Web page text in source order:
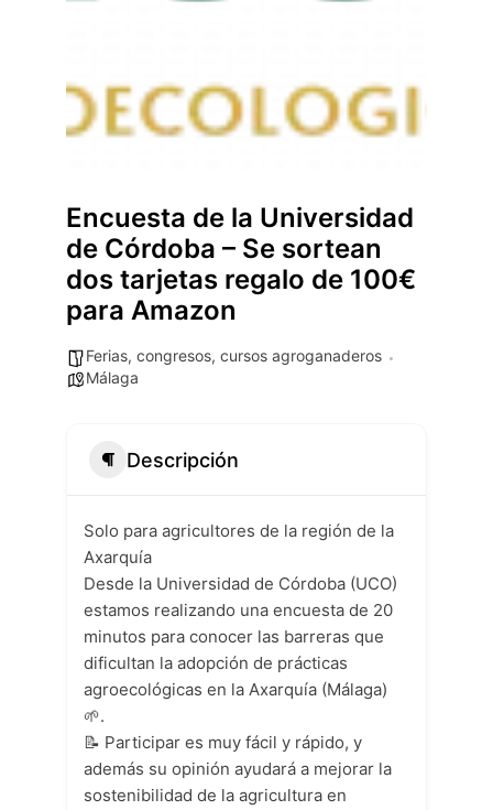
Encuesta de la Universidad
de Córdoba – Se sortean
dos tarjetas regalo de 100€
para Amazon
Ferias, congresos, cursos agroganaderos
Málaga
Descripción
Solo para agricultores de la región de la
Axarquía
Desde la Universidad de Córdoba (UCO)
estamos realizando una encuesta de 20
minutos para conocer las barreras que
dificultan la adopción de prácticas
agroecológicas en la Axarquía (Málaga)
🌱.
📝 Participar es muy fácil y rápido, y
además su opinión ayudará a mejorar la
sostenibilidad de la agricultura en